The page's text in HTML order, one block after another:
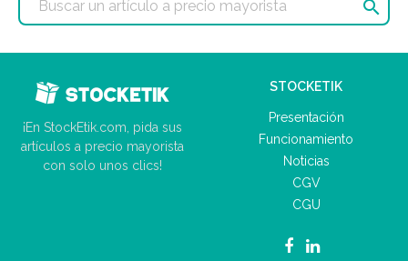

¡En StockEtik.com, pida sus
artículos a precio mayorista
con solo unos clics!
STOCKETIK
Presentación
Funcionamiento
Noticias
CGV
CGU